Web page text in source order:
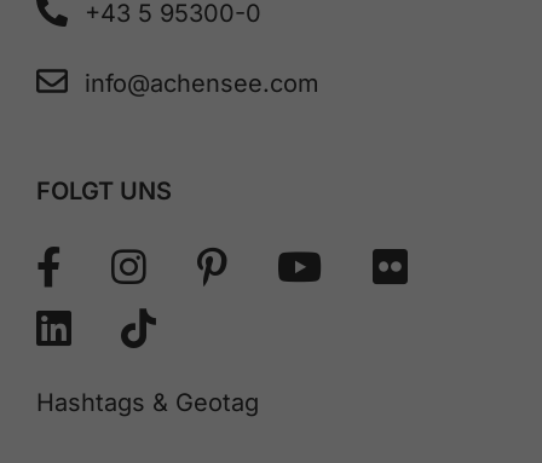
+43 5 95300-0
info@achensee.com
FOLGT UNS
Hashtags & Geotag